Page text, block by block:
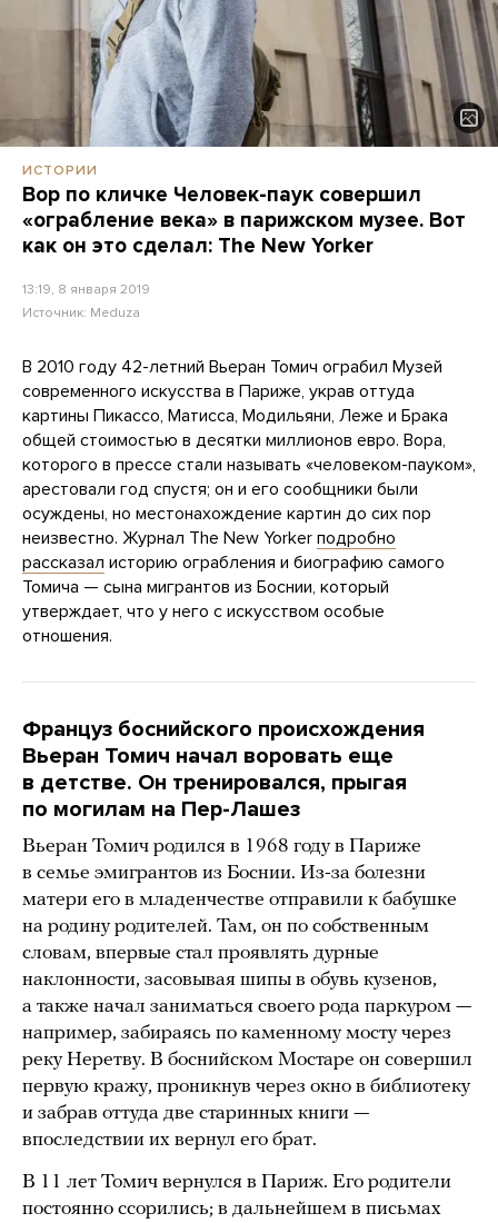
ИСТОРИИ
Вор по кличке Человек-паук совершил
«ограбление века» в парижском музее. Вот
как он это сделал: The New Yorker
13:19, 8 января 2019
Источник: Meduza
В 2010 году 42-летний Вьеран Томич ограбил Музей
современного искусства в Париже, украв оттуда
картины Пикассо, Матисса, Модильяни, Леже и Брака
общей стоимостью в десятки миллионов евро. Вора,
которого в прессе стали называть «человеком-пауком»,
арестовали год спустя; он и его сообщники были
осуждены, но местонахождение картин до сих пор
неизвестно. Журнал The New Yorker подробно
рассказал историю ограбления и биографию самого
Томича — сына мигрантов из Боснии, который
утверждает, что у него с искусством особые
отношения.
Француз боснийского происхождения
Вьеран Томич начал воровать еще
в детстве. Он тренировался, прыгая
по могилам на Пер-Лашез
Вьеран Томич родился в 1968 году в Париже
в семье эмигрантов из Боснии. Из-за болезни
матери его в младенчестве отправили к бабушке
на родину родителей. Там, он по собственным
словам, впервые стал проявлять дурные
наклонности, засовывая шипы в обувь кузенов,
а также начал заниматься своего рода паркуром —
например, забираясь по каменному мосту через
реку Неретву. В боснийском Мостаре он совершил
первую кражу, проникнув через окно в библиотеку
и забрав оттуда две старинных книги —
впоследствии их вернул его брат.
В 11 лет Томич вернулся в Париж. Его родители
постоянно ссорились; в дальнейшем в письмах